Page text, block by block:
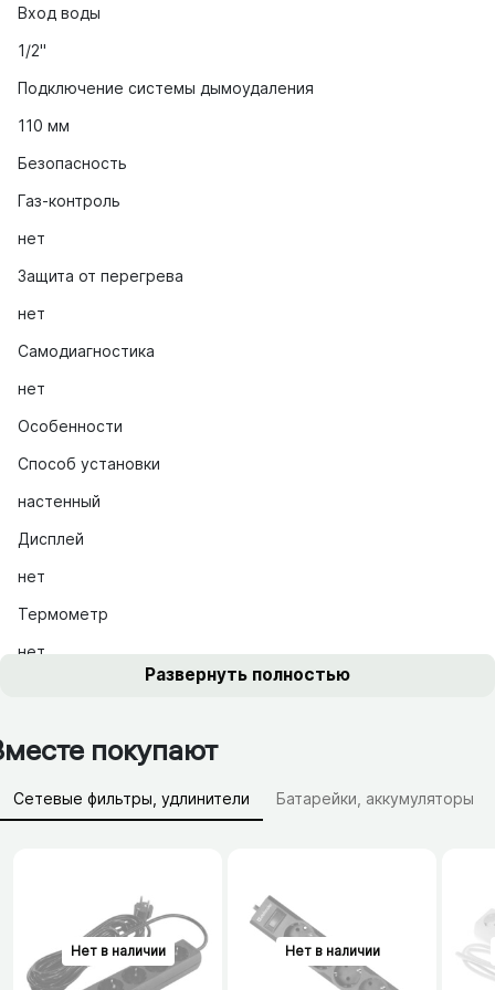
Вход воды
1/2"
Подключение системы дымоудаления
110 мм
Безопасность
Газ-контроль
нет
Защита от перегрева
нет
Самодиагностика
нет
Особенности
Способ установки
настенный
Дисплей
нет
Термометр
нет
Развернуть полностью
покупают
Сетевые фильтры, удлинители Батарейки, аккумуляторы